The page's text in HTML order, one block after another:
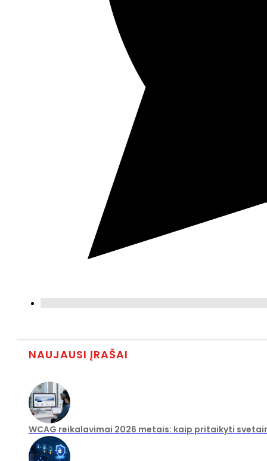
NAUJAUSI ĮRAŠAI
WCAG reikalavimai 2026 metais: kaip pritaikyti